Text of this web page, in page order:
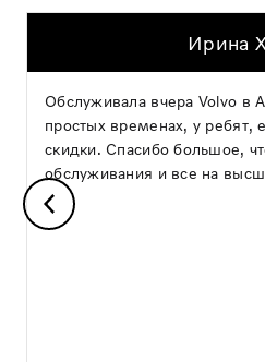
Ирина
Обслуживала вчера Volvo в
простых временах, у ребят,
скидки. Спасибо большое,
обслуживания и все на